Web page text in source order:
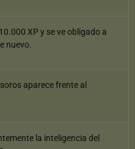
XP y se ve obligado a
nuevo.
aparece frente al
la inteligencia del